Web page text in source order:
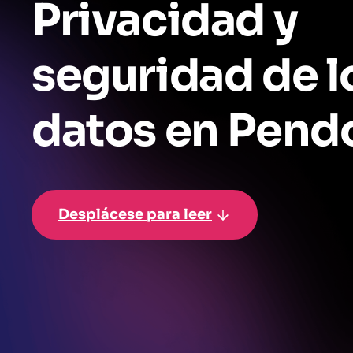
Privacidad y
seguridad de
datos en
Desplácese para leer